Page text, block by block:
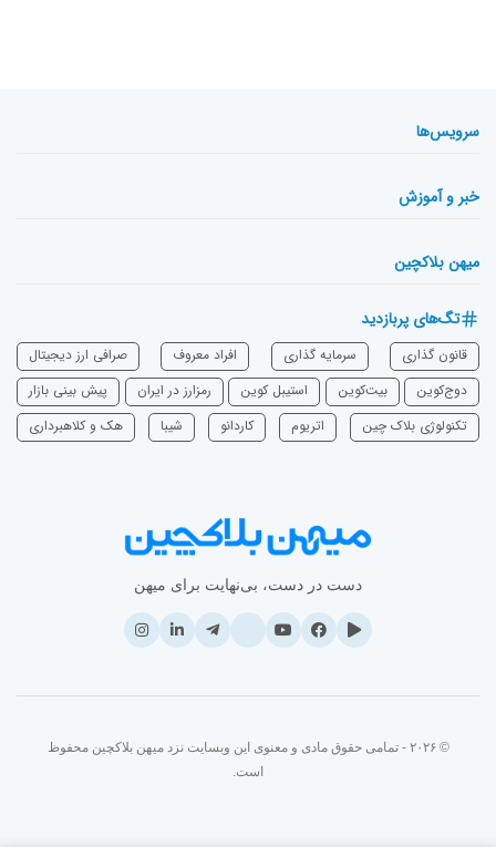
سرویس‌ها
خبر و آموزش
میهن بلاکچین
تگ‌های پربازدید
قانون گذاری سرمایه‌ گذاری افراد معروف
صرافی ارز دیجیتال
دوج‌کوین
بیت‌کوین استیبل کوین رمزارز در ایران
پیش بینی بازار
تکنولوژی بلاک چین
اتریوم ‌کاردانو شیبا هک و کلاهبرداری
دست در دست، بی‌نهایت برای میهن
© ۲۰۲۶ - تمامی حقوق مادی و معنوی این وبسایت نزد میهن بلاکچین محفوظ
است.